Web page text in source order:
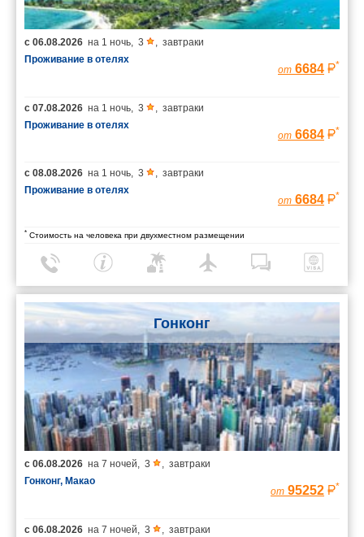
с 06.08.2026 на 1 ночь, 3 , завтраки
Проживание в отелях
от 6684 *
с 07.08.2026 на 1 ночь, 3 , завтраки
Проживание в отелях
от 6684 *
с 08.08.2026 на 1 ночь, 3 , завтраки
Проживание в отелях
от 6684 *
* Стоимость на человека при двухместном размещении
Гонконг
с 06.08.2026 на 7 ночей, 3 , завтраки
Гонконг, Макао
от 95252 *
с 06.08.2026 на 7 ночей, 3 , завтраки